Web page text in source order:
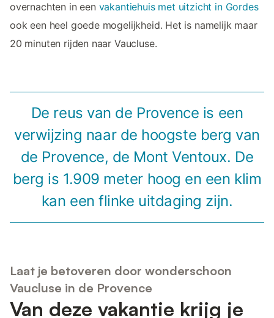
overnachten in een vakantiehuis met uitzicht in Gordes
ook een heel goede mogelijkheid. Het is namelijk maar
20 minuten rijden naar Vaucluse.
De reus van de Provence is een
verwijzing naar de hoogste berg van
de Provence, de Mont Ventoux. De
berg is 1.909 meter hoog en een klim
kan een flinke uitdaging zijn.
Laat je betoveren door wonderschoon
Vaucluse in de Provence
Van deze vakantie krijg je